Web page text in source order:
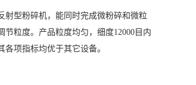
射型粉碎机，能同时完成微粉碎和微粒
粒度。产品粒度均匀，细度12000目内
项指标均优于其它设备。